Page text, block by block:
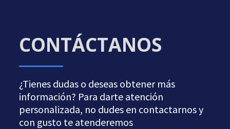
CONTÁCTANOS
¿Tienes dudas o deseas obtener más
información? Para darte atención
personalizada, no dudes en contactarnos y
con gusto te atenderemos